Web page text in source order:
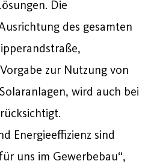
Die
des gesamten
zur Nutzung von
wird auch bei
Energieeffizienz sind
uns im Gewerbebau“,